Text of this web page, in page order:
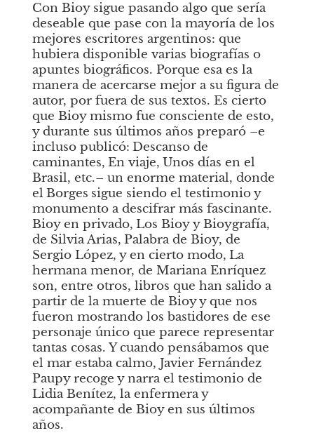
Con Bioy sigue pasando algo que sería
deseable que pase con la mayoría de los
mejores escritores argentinos: que
hubiera disponible varias biografías o
apuntes biográficos. Porque esa es la
manera de acercarse mejor a su figura de
autor, por fuera de sus textos. Es cierto
que Bioy mismo fue consciente de esto,
y durante sus últimos años preparó –e
incluso publicó: Descanso de
caminantes, En viaje, Unos días en el
Brasil, etc.– un enorme material, donde
el Borges sigue siendo el testimonio y
monumento a descifrar más fascinante.
Bioy en privado, Los Bioy y Bioygrafía,
de Silvia Arias, Palabra de Bioy, de
Sergio López, y en cierto modo, La
hermana menor, de Mariana Enríquez
son, entre otros, libros que han salido a
partir de la muerte de Bioy y que nos
fueron mostrando los bastidores de ese
personaje único que parece representar
tantas cosas. Y cuando pensábamos que
el mar estaba calmo, Javier Fernández
Paupy recoge y narra el testimonio de
Lidia Benítez, la enfermera y
acompañante de Bioy en sus últimos
años.